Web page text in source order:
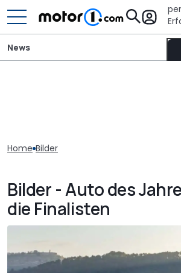
News
Home Bilder
Bilder - Auto des
die Finalisten